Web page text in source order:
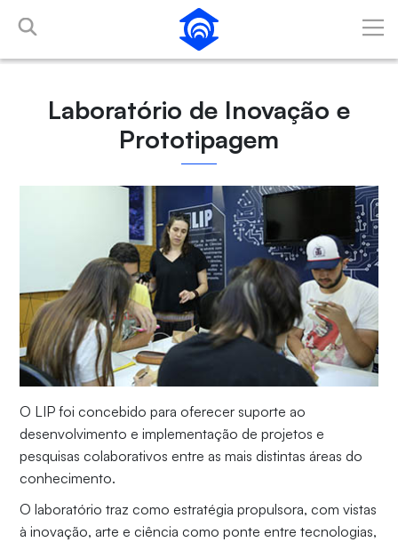
Pular para o Conteúdo principal
Laboratório de Inovação e
Prototipagem
O LIP foi concebido para oferecer suporte ao
desenvolvimento e implementação de projetos e
pesquisas colaborativos entre as mais distintas áreas do
conhecimento.
O laboratório traz como estratégia propulsora, com vistas
à inovação, arte e ciência como ponte entre tecnologias,